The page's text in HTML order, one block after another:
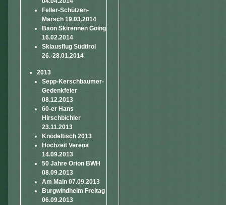
Feller-Schützen-
Marsch 19.03.2014
Baon Skirennen Going
16.02.2014
Skiausflug Südtirol
26.-28.01.2014
2013
Sepp-Kerschbaumer-
Gedenkfeier
08.12.2013
60-er Hans
Hirschbichler
23.11.2013
Knödeltisch 2013
Hochzeit Verena
14.09.2013
50 Jahre Orion BWH
08.09.2013
Am Main 07.09.2013
Burgwindheim Freitag
06.09.2013